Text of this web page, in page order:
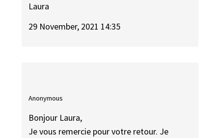
Laura
29 November, 2021 14:35
Anonymous
Bonjour Laura,
Je vous remercie pour votre retour. Je